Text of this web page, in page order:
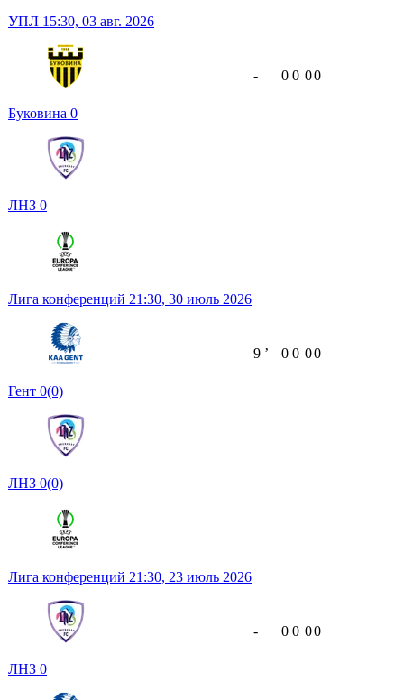
УПЛ 15:30, 03 авг. 2026
Буковина 0
ЛНЗ 0
- 0 0 00
Лига конференций 21:30, 30 июль 2026
Гент 0(0)
ЛНЗ 0(0)
9 ʼ 0 0 00
Лига конференций 21:30, 23 июль 2026
ЛНЗ 0
- 0 0 00